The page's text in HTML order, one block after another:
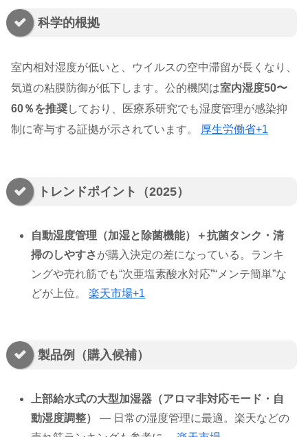
科学的根拠
室内相対湿度が低いと、ウイルスの空中滞留が長くなり、
気道の粘膜防御が低下します。公的機関は室内湿度50〜
60％を推奨しており、医療系研究でも湿度管理が感染抑
制に寄与する証拠が示されています。
厚生労働省+1
トレンドポイント（2025）
自動湿度管理（加湿と除菌機能）＋抗菌タンク・清
掃のしやすさが購入決定の差になっている。ランキ
ングや売れ筋でも“次亜塩素酸水対応”“メンテ簡単”な
どが上位。楽天市場+1
製品例（購入候補）
上部給水式の大型加湿器（アロマ非対応モード・自
動湿度調整）
— 日常の湿度管理に最適。楽天などの